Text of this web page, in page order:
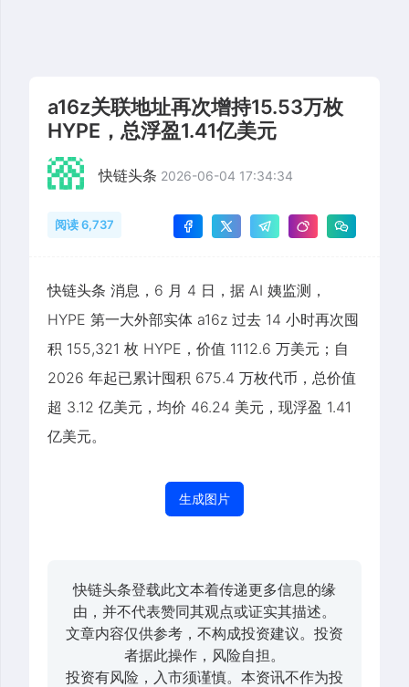
a16z关联地址再次增持15.53万枚
HYPE，总浮盈1.41亿美元
快链头条 2026-06-04 17:34:34
阅读 6,737
快链头条 消息，6 月 4 日，据 AI 姨监测，
HYPE 第一大外部实体 a16z 过去 14 小时再次囤
积 155,321 枚 HYPE，价值 1112.6 万美元；自
2026 年起已累计囤积 675.4 万枚代币，总价值
超 3.12 亿美元，均价 46.24 美元，现浮盈 1.41
亿美元。
生成图片
快链头条登载此文本着传递更多信息的缘
由，并不代表赞同其观点或证实其描述。
文章内容仅供参考，不构成投资建议。投资
者据此操作，风险自担。
投资有风险，入市须谨慎。本资讯不作为投